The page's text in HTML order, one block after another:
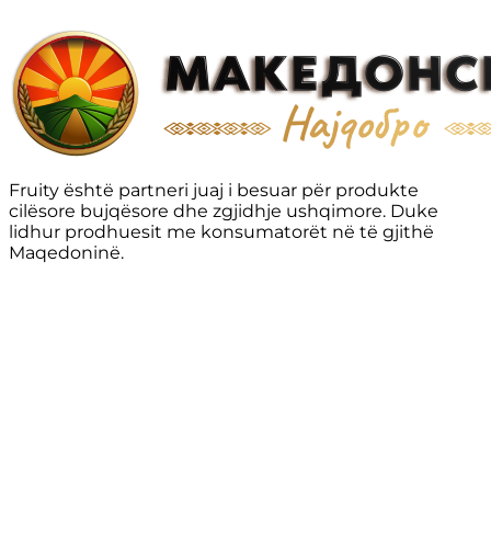
Fruity është partneri juaj i besuar për produkte
cilësore bujqësore dhe zgjidhje ushqimore. Duke
lidhur prodhuesit me konsumatorët në të gjithë
Maqedoninë.